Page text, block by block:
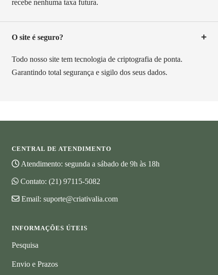
recebe nenhuma taxa futura.
O site é seguro?
Todo nosso site tem tecnologia de criptografia de ponta.
Garantindo total segurança e sigilo dos seus dados.
CENTRAL DE ATENDIMENTO
Atendimento: segunda a sábado de 9h às 18h
Contato: (21) 97115-5082
Email: suporte@criativalia.com
INFORMAÇÕES ÚTEIS
Pesquisa
Envio e Prazos